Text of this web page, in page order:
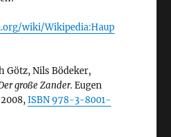
wiki/Wikipedia:Haup
Götz, Nils Bödeker,
große Zander. Eugen
ISBN 978-3-8001-